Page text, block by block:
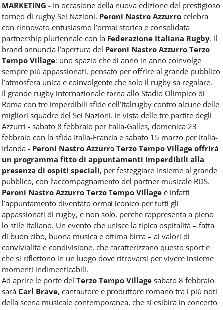
MARKETING - In occasione della nuova edizione del prestigioso
torneo di rugby Sei Nazioni, Peroni Nastro Azzurro celebra
con rinnovato entusiasmo l’ormai storica e consolidata
partnership pluriennale con la Federazione Italiana Rugby. Il
brand annuncia l’apertura del Peroni Nastro Azzurro Terzo
Tempo Village: uno spazio che di anno in anno coinvolge
sempre più appassionati, pensato per offrire al grande pubblico
l’atmosfera unica e coinvolgente che solo il rugby sa regalare.
Il grande rugby internazionale torna allo Stadio Olimpico di
Roma con tre imperdibili sfide dell’Italrugby contro alcune delle
migliori squadre del Sei Nazioni. In vista delle tre partite degli
Azzurri - sabato 8 febbraio per Italia-Galles, domenica 23
febbraio con la sfida Italia-Francia e sabato 15 marzo per Italia-
Irlanda - Peroni Nastro Azzurro Terzo Tempo Village offrirà
un programma fitto di appuntamenti imperdibili alla
presenza di ospiti speciali, per festeggiare insieme al grande
pubblico, con l’accompagnamento del partner musicale RDS.
Peroni Nastro Azzurro Terzo Tempo Village è infatti
l’appuntamento diventato ormai iconico per tutti gli
appassionati di rugby, e non solo, perché rappresenta a pieno
lo stile italiano. Un evento che unisce la tipica ospitalità – fatta
di buon cibo, buona musica e ottima birra – ai valori di
convivialità e condivisione, che caratterizzano questo sport e
che si riflettono in un luogo dove ritrovarsi per vivere insieme
momenti indimenticabili.
Ad aprire le porte del Terzo Tempo Village sabato 8 febbraio
sarà Carl Brave, cantautore e produttore romano tra i più noti
della scena musicale contemporanea, che si esibirà in concerto